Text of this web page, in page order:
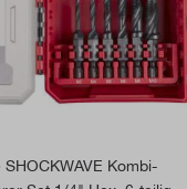
Kombi-